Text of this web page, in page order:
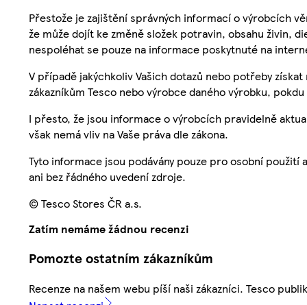
Přestože je zajištění správných informací o výrobcích
že může dojít ke změně složek potravin, obsahu živin,
nespoléhat se pouze na informace poskytnuté na
V případě jakýchkoliv Vašich dotazů nebo potřeby
zákazníkům Tesco nebo výrobce daného výrobku,
I přesto, že jsou informace o výrobcích pravidelně
však nemá vliv na Vaše práva dle zákona.
Tyto informace jsou podávány pouze pro osobní
ani bez řádného uvedení zdroje.
© Tesco Stores ČR a.s.
Zatím nemáme žádnou recenzi
Pomozte ostatním zákazníkům
Recenze na našem webu píší naši zákazníci. Tesco